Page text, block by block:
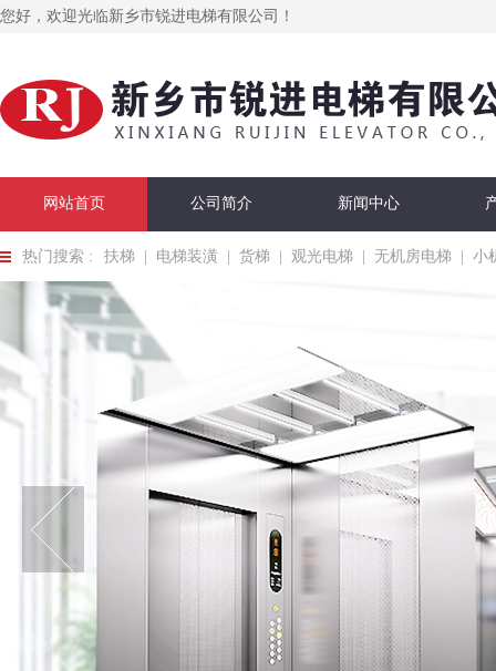
您好，欢迎光临新乡市锐进电梯有限公司！
网站首页 公司简介 新闻中心
在线留言 联系我们
热门搜索 : 扶梯 电梯装潢 货梯 观光电梯 无机房电梯 小